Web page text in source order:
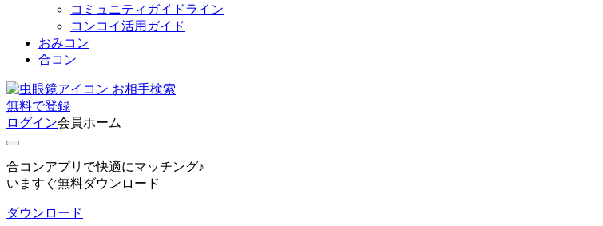
コミュニティガイドライン
コンコイ活用ガイド
おみコン
合コン
お相手検索
無料で登録
ログイン会員ホーム
合コンアプリで快適にマッチング♪
いますぐ無料ダウンロード
ダウンロード